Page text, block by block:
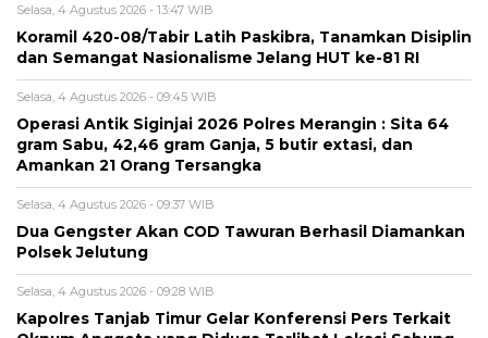
Selasa, 4 Agustus 2026 - 13:47 WIB
Koramil 420-08/Tabir Latih Paskibra, Tanamkan Disiplin
dan Semangat Nasionalisme Jelang HUT ke-81 RI
Selasa, 4 Agustus 2026 - 09:45 WIB
Operasi Antik Siginjai 2026 Polres Merangin : Sita 64
gram Sabu, 42,46 gram Ganja, 5 butir extasi, dan
Amankan 21 Orang Tersangka
Selasa, 4 Agustus 2026 - 09:37 WIB
Dua Gengster Akan COD Tawuran Berhasil Diamankan
Polsek Jelutung
Selasa, 4 Agustus 2026 - 09:28 WIB
Kapolres Tanjab Timur Gelar Konferensi Pers Terkait